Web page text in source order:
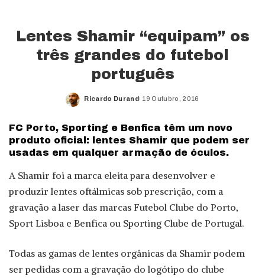
Lentes Shamir “equipam” os
três grandes do futebol
português
Posted
Ricardo Durand 19 Outubro, 2016
FC Porto, Sporting e Benfica têm um novo
produto oficial: lentes Shamir que podem ser
usadas em qualquer armação de óculos.
A Shamir foi a marca eleita para desenvolver e
produzir lentes oftálmicas sob prescrição, com a
gravação a laser das marcas Futebol Clube do Porto,
Sport Lisboa e Benfica ou Sporting Clube de Portugal.
Todas as gamas de lentes orgânicas da Shamir podem
ser pedidas com a gravação do logótipo do clube